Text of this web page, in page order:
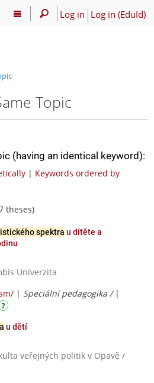
Log in Log in (EduId)
Topic
(having an identical keyword):
| Keywords ordered by
theses)
spektra u dítěte a
Univerzita
| Speciální pedagogika / |
u dětí
veřejných politik v Opavě /